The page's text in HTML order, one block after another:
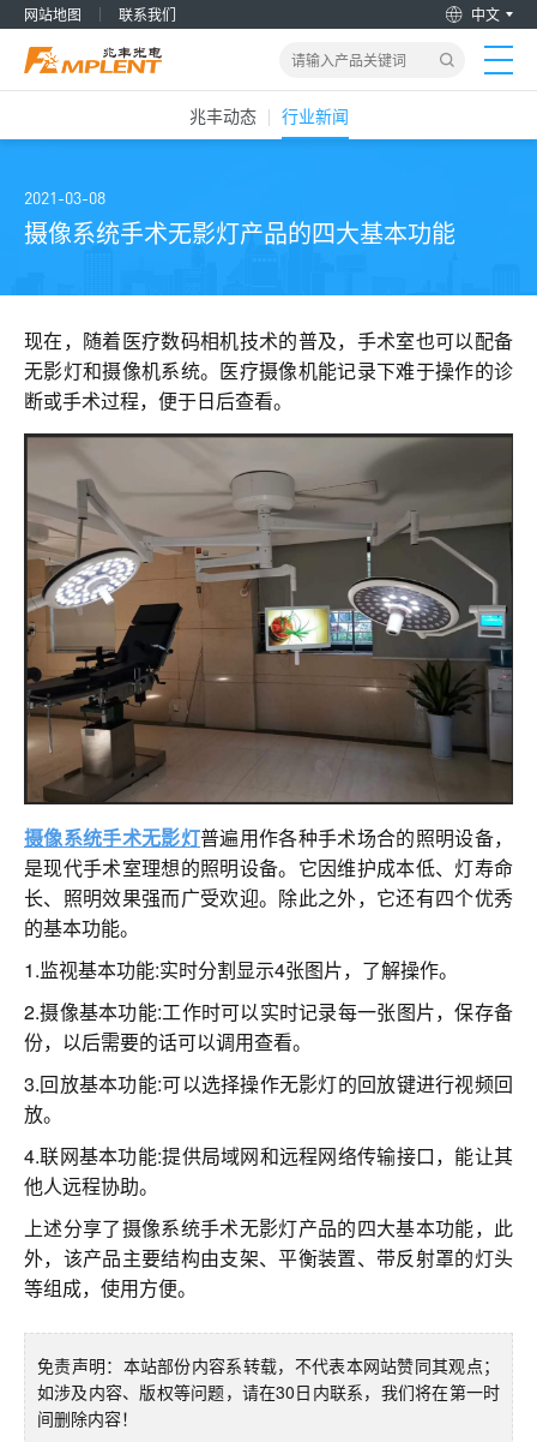
网站地图 联系我们 中文
产品&解决方案
关于我们
加入兆丰
服务支持
联系我们
兆丰动态 行业新闻
2021-03-08
摄像系统手术无影灯产品的四大基本功能
现在，随着医疗数码相机技术的普及，手术室也可以配备
无影灯和摄像机系统。医疗摄像机能记录下难于操作的诊
断或手术过程，便于日后查看。
摄像系统手术无影灯普遍用作各种手术场合的照明设备，
是现代手术室理想的照明设备。它因维护成本低、灯寿命
长、照明效果强而广受欢迎。除此之外，它还有四个优秀
的基本功能。
1.监视基本功能:实时分割显示4张图片，了解操作。
2.摄像基本功能:工作时可以实时记录每一张图片，保存备
份，以后需要的话可以调用查看。
3.回放基本功能:可以选择操作无影灯的回放键进行视频回
放。
4.联网基本功能:提供局域网和远程网络传输接口，能让其
他人远程协助。
上述分享了摄像系统手术无影灯产品的四大基本功能，此
外，该产品主要结构由支架、平衡装置、带反射罩的灯头
等组成，使用方便。
免责声明：本站部份内容系转载，不代表本网站赞同其观点；
如涉及内容、版权等问题，请在30日内联系，我们将在第一时
间删除内容！